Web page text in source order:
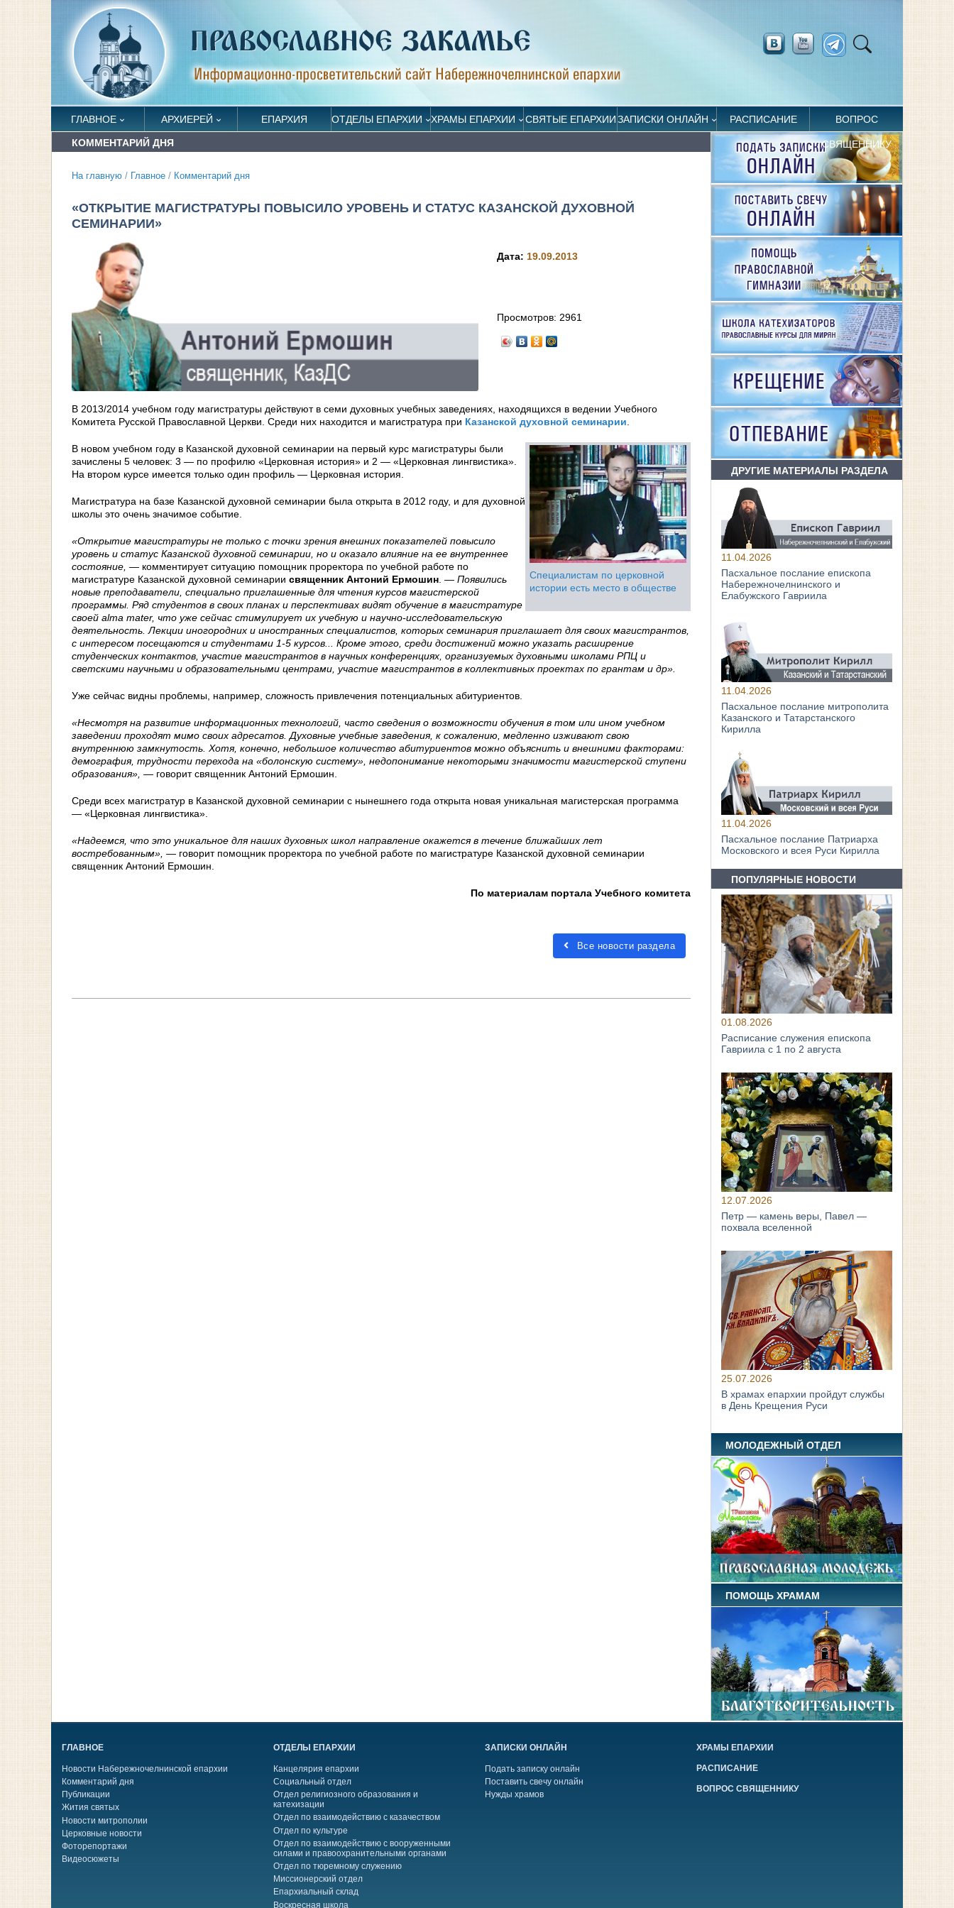
ГЛАВНОЕ АРХИЕРЕЙ ЕПАРХИЯ ОТДЕЛЫ ЕПАРХИИ ХРАМЫ ЕПАРХИИ СВЯТЫЕ ЕПАРХИИЗАПИСКИ ОНЛАЙН РАСПИСАНИЕ ВОПРОС
СВЯЩЕННИКУ
КОММЕНТАРИЙ ДНЯ
На главную / Главное / Комментарий дня
«ОТКРЫТИЕ МАГИСТРАТУРЫ ПОВЫСИЛО УРОВЕНЬ И СТАТУС КАЗАНСКОЙ ДУХОВНОЙ
СЕМИНАРИИ»
Дата: 19.09.2013
Просмотров: 2961
В 2013/2014 учебном году магистратуры действуют в семи духовных учебных заведениях, находящихся в ведении Учебного
Комитета Русской Православной Церкви. Среди них находится и магистратура при Казанской духовной семинарии
Специалистам по церковной
истории есть место в обществе
В новом учебном году в Казанской духовной семинарии на первый курс магистратуры были
зачислены 5 человек: 3 — по профилю «Церковная история» и 2 — «Церковная лингвистика».
На втором курсе имеется только один профиль — Церковная история.
Магистратура на базе Казанской духовной семинарии была открыта в 2012 году, и для духовной
школы это очень значимое событие.
«Открытие магистратуры не только с точки зрения внешних показателей повысило
уровень и статус Казанской духовной семинарии, но и оказало влияние на ее внутреннее
состояние, — комментирует ситуацию помощник проректора по учебной работе по
магистратуре Казанской духовной семинарии священник Антоний Ермошин — Появились
новые преподаватели, специально приглашенные для чтения курсов магистерской
программы. Ряд студентов в своих планах и перспективах видят обучение в магистратуре
своей alma mater, что уже сейчас стимулирует их учебную и научно-исследовательскую
деятельность. Лекции иногородних и иностранных специалистов, которых семинария приглашает для своих магистрантов,
с интересом посещаются и студентами 1-5 курсов... Кроме этого, среди достижений можно указать расширение
студенческих контактов, участие магистрантов в научных конференциях, организуемых духовными школами РПЦ и
светскими научными и образовательными центрами, участие магистрантов в коллективных проектах по грантам и др».
Уже сейчас видны проблемы, например, сложность привлечения потенциальных абитуриентов.
«Несмотря на развитие информационных технологий, часто сведения о возможности обучения в том или ином учебном
заведении проходят мимо своих адресатов. Духовные учебные заведения, к сожалению, медленно изживают свою
внутреннюю замкнутость. Хотя, конечно, небольшое количество абитуриентов можно объяснить и внешними факторами:
демография, трудности перехода на «болонскую систему», недопонимание некоторыми значимости магистерской ступени
образования», — говорит священник Антоний Ермошин.
Среди всех магистратур в Казанской духовной семинарии с нынешнего года открыта новая уникальная магистерская программа
— «Церковная лингвистика».
«Надеемся, что это уникальное для наших духовных школ направление окажется в течение ближайших лет
востребованным», — говорит помощник проректора по учебной работе по магистратуре Казанской духовной семинарии
священник Антоний Ермошин.
По материалам портала Учебного комитета
Все новости раздела
ДРУГИЕ МАТЕРИАЛЫ РАЗДЕЛА
11.04.2026
Пасхальное послание епископа
Набережночелнинского и
Елабужского Гавриила
11.04.2026
Пасхальное послание митрополита
Казанского и Татарстанского
Кирилла
11.04.2026
Пасхальное послание Патриарха
Московского и всея Руси Кирилла
ПОПУЛЯРНЫЕ НОВОСТИ
01.08.2026
Расписание служения епископа
Гавриила с 1 по 2 августа
12.07.2026
Петр — камень веры, Павел —
похвала вселенной
25.07.2026
В храмах епархии пройдут службы
в День Крещения Руси
МОЛОДЕЖНЫЙ ОТДЕЛ
ПОМОЩЬ ХРАМАМ
ГЛАВНОЕ
Новости Набережночелнинской епархии
Комментарий дня
Публикации
Жития святых
Новости митрополии
Церковные новости
Фоторепортажи
Видеосюжеты
ОТДЕЛЫ ЕПАРХИИ
Канцелярия епархии
Социальный отдел
Отдел религиозного образования и
катехизации
Отдел по взаимодействию с казачеством
Отдел по культуре
Отдел по взаимодействию с вооруженными
силами и правоохранительными органами
Отдел по тюремному служению
Миссионерский отдел
Епархиальный склад
Воскресная школа
ЗАПИСКИ ОНЛАЙН
Подать записку онлайн
Поставить свечу онлайн
Нужды храмов
ХРАМЫ ЕПАРХИИ
РАСПИСАНИЕ
ВОПРОС СВЯЩЕННИКУ